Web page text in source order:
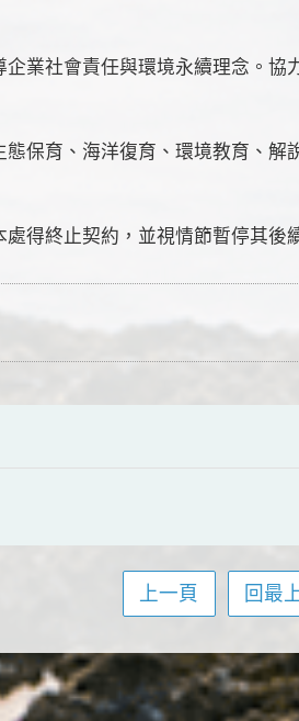
業社會責任與環境永續理念。協
保育、海洋復育、環境教育、解
得終止契約，並視情節暫停其後
上一頁 回最